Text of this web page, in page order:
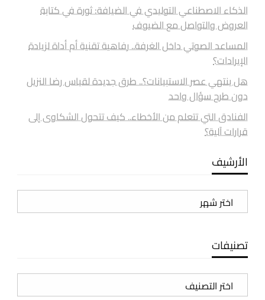
الذكاء الاصطناعي التوليدي في الضيافة: ثورة في كتابة
العروض والتواصل مع الضيوف
المساعد الصوتي داخل الغرفة.. رفاهية تقنية أم أداة لزيادة
الإيرادات؟
هل ينتهي عصر الاستبيانات؟.. طرق جديدة لقياس رضا النزيل
دون طرح سؤال واحد
الفنادق التي تتعلم من الأخطاء.. كيف تتحول الشكاوى إلى
قرارات آلية؟
الأرشيف
الأرشيف
تصنيفات
تصنيفات